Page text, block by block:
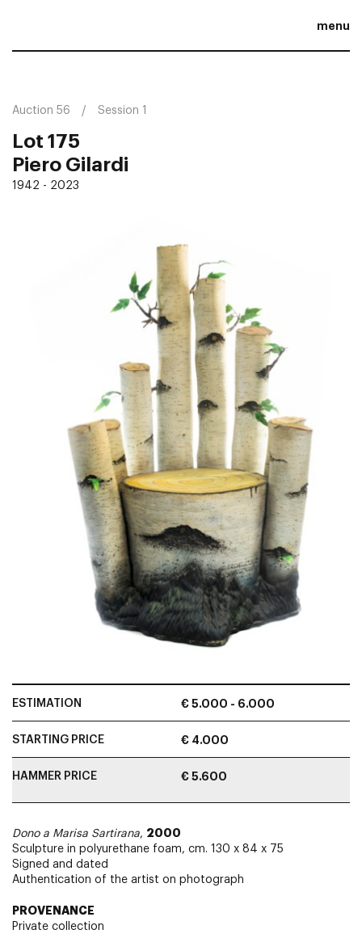
menu
Auction 56 Session 1
Lot 175
Piero Gilardi
1942 - 2023
ESTIMATION € 5.000 - 6.000
STARTING PRICE € 4.000
HAMMER PRICE € 5.600
Dono a Marisa Sartirana, 2000
Sculpture in polyurethane foam, cm. 130 x 84 x 75
Signed and dated
Authentication of the artist on photograph
PROVENANCE
Private collection